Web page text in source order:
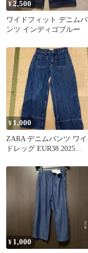
¥2,500
ワイドフィット デニムパ
ンツ インディゴブルー
¥1,000
ZARA デニムパンツ ワイ
ドレッグ EUR38 2025年
¥ 1,000